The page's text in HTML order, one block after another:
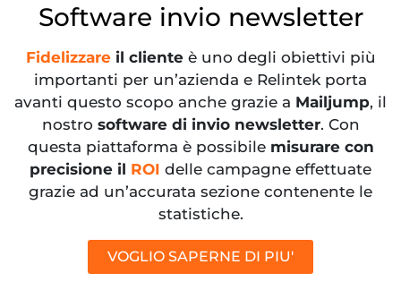
Software invio newsletter
Fidelizzareil clienteè uno degli obiettivi più
importanti per un’azienda e Relintek porta
avanti questo scopo anche grazie a Mailjump, il
nostro software di invio newsletter. Con
questa piattaforma è possibile misurare con
precisione il ROI delle campagne effettuate
grazie ad un’accurata sezione contenente le
statistiche.
VOGLIO SAPERNE DI PIU'